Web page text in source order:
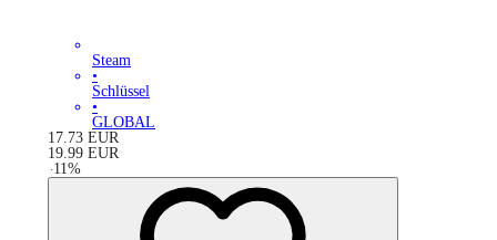
Steam
•
Schlüssel
•
GLOBAL
17.73 EUR
19.99 EUR
-11%